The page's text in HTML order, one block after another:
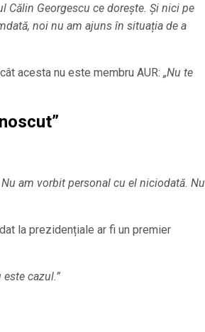
Călin Georgescu ce dorește. Și nici pe
noi nu am ajuns în situația de a
acesta nu este membru AUR: „Nu te
am vorbit personal cu el niciodată. Nu
la prezidențiale ar fi un premier
cazul.”